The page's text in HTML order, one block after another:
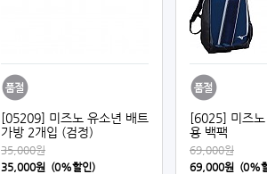
[05209] 미즈노 유소년 배트
가방 2개입 (검정)
35,000원
35,000원 (0%할인)
[6025] 미즈노
용 백팩
69,000원
69,000원 (0%